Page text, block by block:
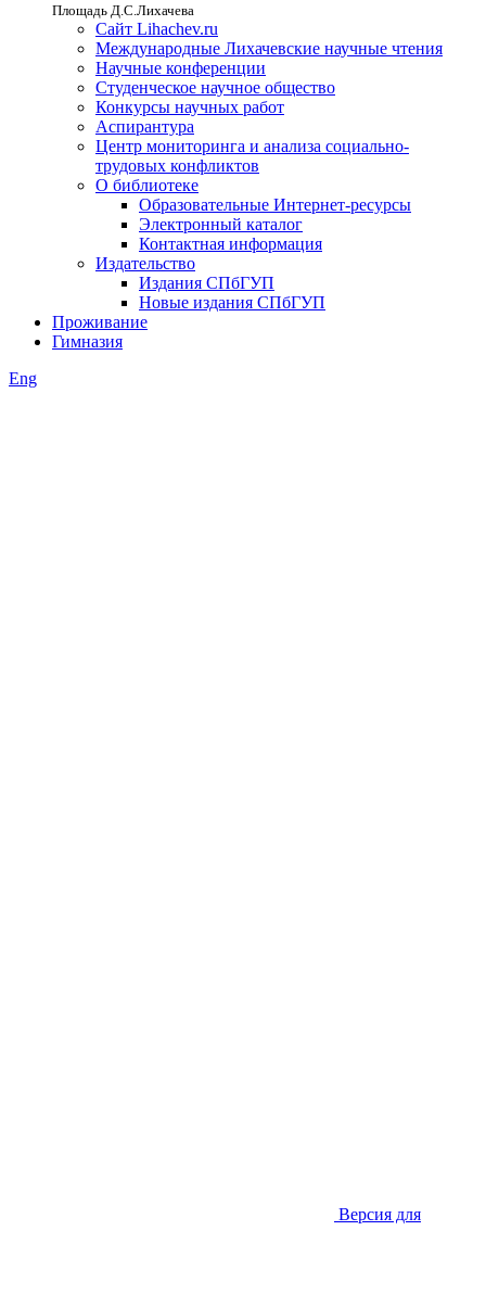
Площадь Д.С.Лихачева
Сайт Lihachev.ru
Международные Лихачевские научные чтения
Научные конференции
Студенческое научное общество
Конкурсы научных работ
Аспирантура
Центр мониторинга и анализа социально-
трудовых конфликтов
О библиотеке
Образовательные Интернет-ресурсы
Электронный каталог
Контактная информация
Издательство
Издания СПбГУП
Новые издания СПбГУП
Проживание
Гимназия
Eng
Версия для